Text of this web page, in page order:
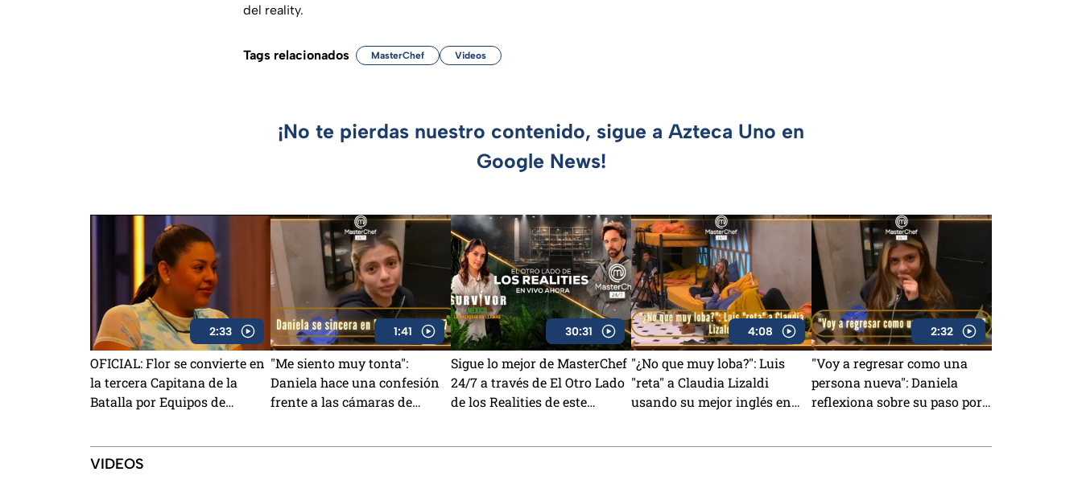
del reality.
Tags relacionados MasterChef Videos
¡No te pierdas nuestro contenido, sigue a Azteca Uno en
Google News!
2:33
OFICIAL: Flor se convierte en
la tercera Capitana de la
Batalla por Equipos de
1:41
"Me siento muy tonta":
Daniela hace una confesión
frente a las cámaras de
30:31
Sigue lo mejor de MasterChef
24/7 a través de El Otro Lado
de los Realities de este
4:08
"¿No que muy loba?": Luis
"reta" a Claudia Lizaldi
usando su mejor inglés en
2:32
"Voy a regresar como una
persona nueva": Daniela
reflexiona sobre su paso por
VIDEOS